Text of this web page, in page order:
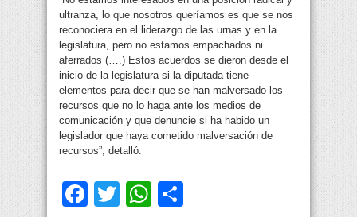
ultranza, lo que nosotros queríamos es que se nos
reconociera en el liderazgo de las urnas y en la
legislatura, pero no estamos empachados ni
aferrados (….) Estos acuerdos se dieron desde el
inicio de la legislatura si la diputada tiene
elementos para decir que se han malversado los
recursos que no lo haga ante los medios de
comunicación y que denuncie si ha habido un
legislador que haya cometido malversación de
recursos”, detalló.
Facebook
TwitterWhatsApp